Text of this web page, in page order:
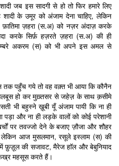
जब इस सादगी से हो तो फिर हमारे लिए
के उमूर को अंजाम देना चाहिए, लेकिन
ज़हरा (स.अ) को नज़र अंदाज़ करके
करके सिर्फ़ हज़रते ज़हरा (स.अ) की ही
अकरम (स) को भी अपने इस अमल से
तक पहुँच गये तो वह वक़्त भी आया कि कौनैन
हो कर मुख़्तसर से जहेज़ के साथ क़सीमे
भी बहुस्ने ख़ूबी यूँ अंजाम पायी कि ना ही
पड़ा और ना ही लड़के वालों को कोई परेशानी
पर तवज्जो देने के बजाए ज़ौजा और शौहर
लेकिन आज मुसलमान, रसूले इस्लाम (स) की
फ़ुज़ूल की सजावट, मैरेज हाॅल और बेबुनियाद
महसूस करते हैं।